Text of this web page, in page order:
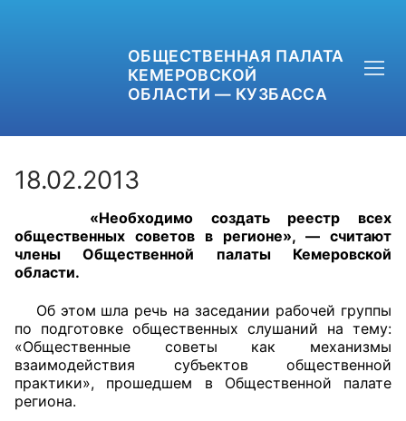
ОБЩЕСТВЕННАЯ ПАЛАТА
КЕМЕРОВСКОЙ
ОБЛАСТИ — КУЗБАССА
+7 (3842) 58-82-40
ОБРАТНАЯ СВЯЗЬ
18.02.2013
«Необходимо создать реестр всех
общественных советов в регионе», — считают
члены Общественной палаты Кемеровской
области.
Об этом шла речь на заседании рабочей группы
по подготовке общественных слушаний на тему:
«Общественные советы как механизмы
взаимодействия субъектов общественной
практики», прошедшем в Общественной палате
региона.